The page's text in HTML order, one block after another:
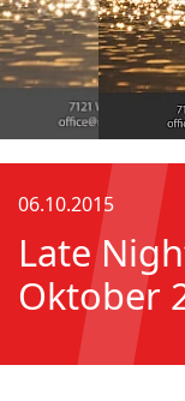
06.10.2015
Late
Oktober